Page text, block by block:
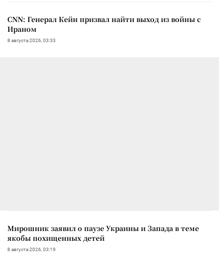
CNN: Генерал Кейн призвал найти выход из войны с
Ираном
8 августа 2026, 03:33
Мирошник заявил о паузе Украины и Запада в теме
якобы похищенных детей
8 августа 2026, 03:19